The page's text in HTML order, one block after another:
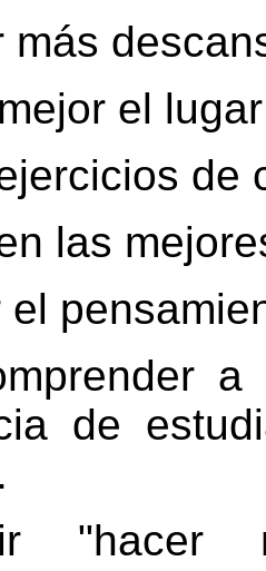
más
el
de
las
el
de